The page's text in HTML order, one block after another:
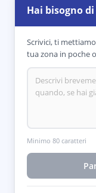
Hai bisogno
Scrivici, ti
tua zona in poche
Minimo 80 caratteri